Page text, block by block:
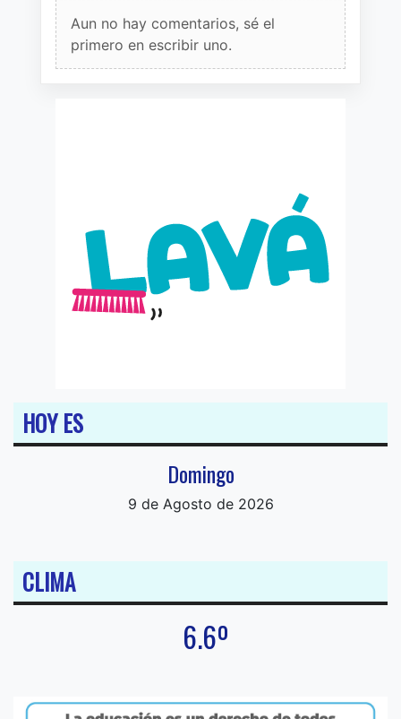
Aun no hay comentarios, sé el
primero en escribir uno.
HOY ES
Domingo
9 de Agosto de 2026
CLIMA
6.6º